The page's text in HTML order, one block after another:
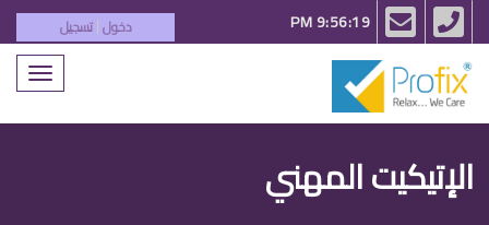
phone
email
9:56:19 PM دخول تسجيل
Toggle
الإتيكيت المهني